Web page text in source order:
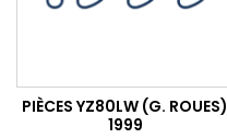
PIÈCES YZ80LW (G. ROUES)
1999